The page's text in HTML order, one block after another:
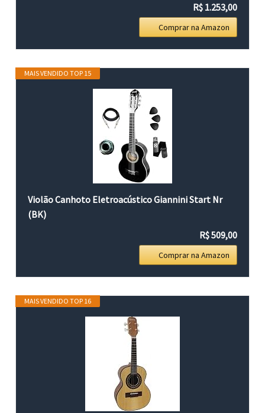
R$ 1.253,00
Comprar na Amazon
MAIS VENDIDO TOP 15
Violão Canhoto Eletroacústico Giannini Start Nr
(BK)
R$ 509,00
Comprar na Amazon
MAIS VENDIDO TOP 16